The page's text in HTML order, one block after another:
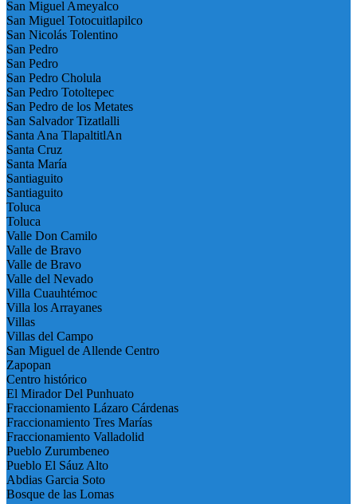
San Miguel Ameyalco
San Miguel Totocuitlapilco
San Nicolás Tolentino
San Pedro
San Pedro
San Pedro Cholula
San Pedro Totoltepec
San Pedro de los Metates
San Salvador Tizatlalli
Santa Ana TlapaltitlAn
Santa Cruz
Santa María
Santiaguito
Santiaguito
Toluca
Toluca
Valle Don Camilo
Valle de Bravo
Valle de Bravo
Valle del Nevado
Villa Cuauhtémoc
Villa los Arrayanes
Villas
Villas del Campo
San Miguel de Allende Centro
Zapopan
Centro histórico
El Mirador Del Punhuato
Fraccionamiento Lázaro Cárdenas
Fraccionamiento Tres Marías
Fraccionamiento Valladolid
Pueblo Zurumbeneo
Pueblo El Sáuz Alto
Abdias Garcia Soto
Bosque de las Lomas